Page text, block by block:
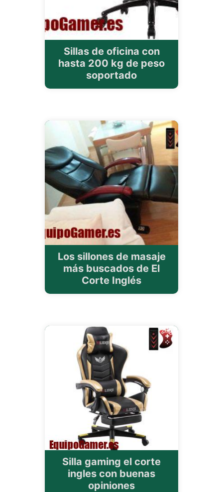
Sillas de oficina con
hasta 200 kg de peso
soportado
Los sillones de masaje
más buscados de El
Corte Inglés
Silla gaming el corte
ingles con buenas
opiniones